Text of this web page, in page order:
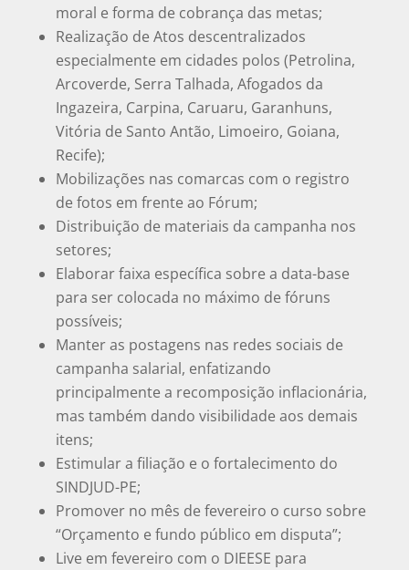
moral e forma de cobrança das metas;
Realização de Atos descentralizados
especialmente em cidades polos (Petrolina,
Arcoverde, Serra Talhada, Afogados da
Ingazeira, Carpina, Caruaru, Garanhuns,
Vitória de Santo Antão, Limoeiro, Goiana,
Recife);
Mobilizações nas comarcas com o registro
de fotos em frente ao Fórum;
Distribuição de materiais da campanha nos
setores;
Elaborar faixa específica sobre a data-base
para ser colocada no máximo de fóruns
possíveis;
Manter as postagens nas redes sociais de
campanha salarial, enfatizando
principalmente a recomposição inflacionária,
mas também dando visibilidade aos demais
itens;
Estimular a filiação e o fortalecimento do
SINDJUD-PE;
Promover no mês de fevereiro o curso sobre
“Orçamento e fundo público em disputa”;
Live em fevereiro com o DIEESE para